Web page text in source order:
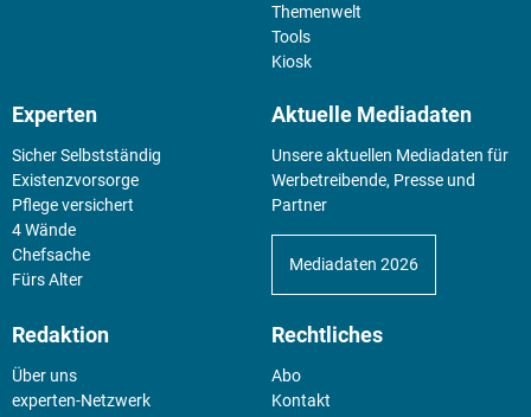
Themenwelt
Tools
Kiosk
Experten
Sicher Selbstständig
Existenz­vorsorge
Pflege versichert
4 Wände
Chefsache
Fürs Alter
Aktuelle Mediadaten
Unsere aktuellen Mediadaten für
Werbetreibende, Presse und
Partner
Mediadaten 2026
Redaktion
Über uns
experten-Netzwerk
Rechtliches
Abo
Kontakt